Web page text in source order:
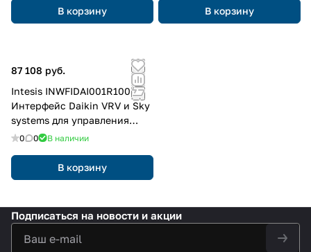
интерфейсу облачного
управления (Wi-Fi) (с
В корзину В корзину
87 108 руб.
Intesis INWFIDAI001R100
Интерфейс Daikin VRV и Sky
systems для управления
облаком переменного тока
0 0 В наличии
В корзину
Подписаться на новости и акции